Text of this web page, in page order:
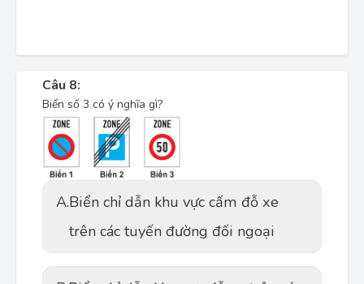
Câu 8:
Biển số 3 có ý nghĩa gì?
A.Biển chỉ dẫn khu vực cấm đỗ xe
trên các tuyến đường đối ngoại